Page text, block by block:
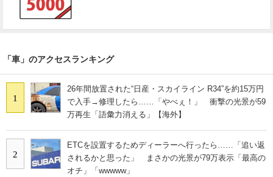
「車」のアクセスランキング
1
26年間放置された“日産・スカイライン R34”を約15万円
で入手→修理したら……「やべぇ！」 衝撃の光景が59
万再生「語彙力消える」【海外】
2
ETCを設置するためディーラーへ行ったら……「追い返
されるかと思った」 まさかの光景が79万表示「最高の
オチ」「wwwww」